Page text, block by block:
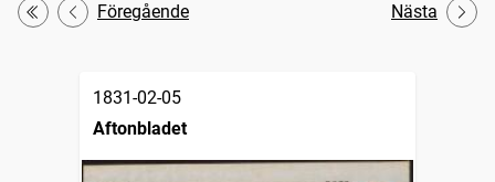
Första
Föregående Nästa
1831-02-05
Aftonbladet